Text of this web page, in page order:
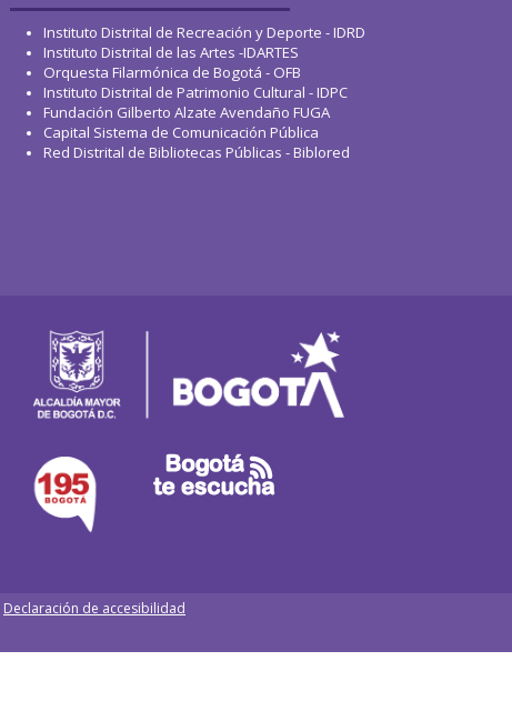
Instituto Distrital de Recreación y Deporte - IDRD
Instituto Distrital de las Artes -IDARTES
Orquesta Filarmónica de Bogotá - OFB
Instituto Distrital de Patrimonio Cultural - IDPC
Fundación Gilberto Alzate Avendaño FUGA
Capital Sistema de Comunicación Pública
Red Distrital de Bibliotecas Públicas - Biblored
Declaración de accesibilidad